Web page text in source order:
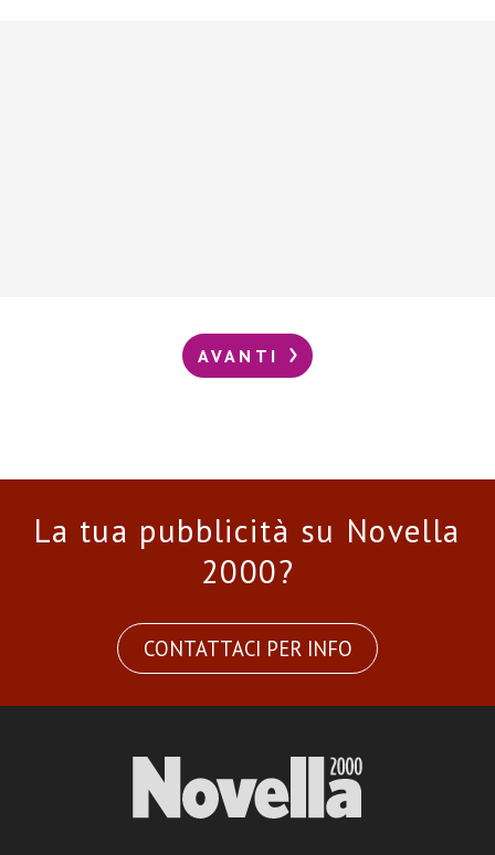
AVANTI
La tua pubblicità su Novella
2000?
CONTATTACI PER INFO